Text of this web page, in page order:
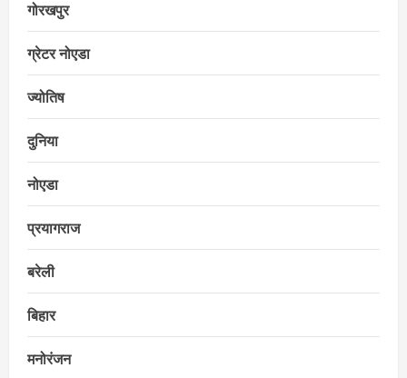
गोरखपुर
ग्रेटर नोएडा
ज्योतिष
दुनिया
नोएडा
प्रयागराज
बरेली
बिहार
मनोरंजन